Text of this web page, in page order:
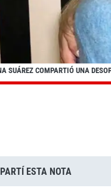
SUÁREZ COMPARTIÓ UNA
ESTA NOTA